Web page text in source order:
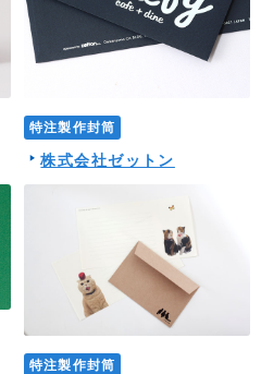
特注製作封筒
株式会社ゼットン
特注製作封筒